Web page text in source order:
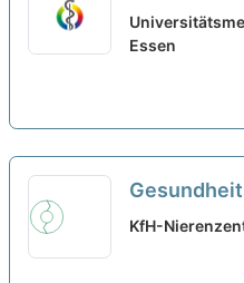
Werden
Essen
KfH-